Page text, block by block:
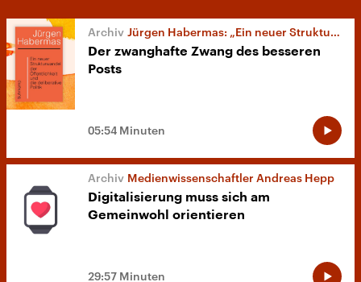
Jürgen Habermas: „Ein neuer Strukturwandel der Öffentlichkeit“
Der zwanghafte Zwang des besseren
Posts
05:54 Minuten
Medienwissenschaftler Andreas Hepp
Digitalisierung muss sich am
Gemeinwohl orientieren
29:57 Minuten